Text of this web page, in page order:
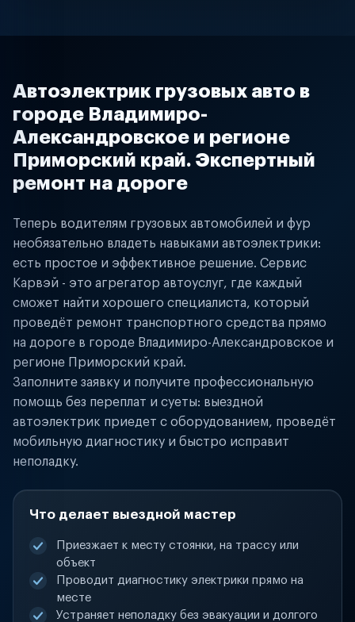
Автоэлектрик грузовых авто в
городе Владимиро-
Александровское и регионе
Приморский край. Экспертный
ремонт на дороге
Теперь водителям грузовых автомобилей и фур
необязательно владеть навыками автоэлектрики:
есть простое и эффективное решение. Сервис
Карвэй - это агрегатор автоуслуг, где каждый
сможет найти хорошего специалиста, который
проведёт ремонт транспортного средства прямо
на дороге в городе Владимиро-Александровское и
регионе Приморский край.
Заполните заявку и получите профессиональную
помощь без переплат и суеты: выездной
автоэлектрик приедет с оборудованием, проведёт
мобильную диагностику и быстро исправит
неполадку.
Что делает выездной мастер
Приезжает к месту стоянки, на трассу или
объект
Проводит диагностику электрики прямо на
месте
Устраняет неполадку без эвакуации и долгого